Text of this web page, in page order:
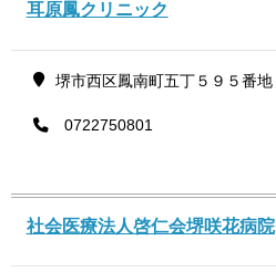
耳原鳳クリニック
堺市西区鳳南町五丁５９５番地
0722750801
社会医療法人啓仁会堺咲花病院